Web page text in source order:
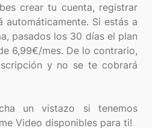
crear tu cuenta, registrar
Si estás a
pasados los 30 días el plan
6,99€/mes. De lo contrario,
y no se te cobrará
un vistazo si tenemos